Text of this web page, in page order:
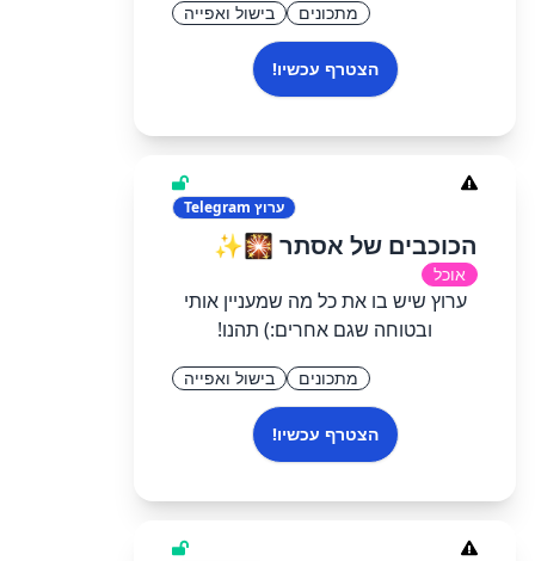
מתכונים בישול ואפייה
הצטרף עכשיו!
ערוץ
הכוכבים של אסתר 🎇✨
אוכל
ערוץ שיש בו את כל מה שמעניין אותי
ובטוחה שגם אחרים:) תהנו!
מתכונים בישול ואפייה
הצטרף עכשיו!